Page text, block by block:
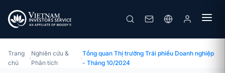
Chuyên đề · Tổng quan Thị trường Trái phiếu Doanh nghiệp ·
07/11/2024
Trang
chủ
›
Nghiên cứu &
Phân tích
›
Tổng quan Thị trường Trái phiếu Doanh nghiệp
- Tháng 10/2024